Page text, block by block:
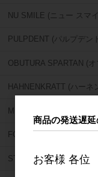
NU SMILE (ニュー スマ
PULPDENT (パルプデン
OBUTURA SPARTAN (
HAHNENKRATT (ハーネ
MIRROR GEAR (ミラーギ
FORUM (フォーラム)
STAR DENTAL (スターデ
商品の発送遅
お客様 各位